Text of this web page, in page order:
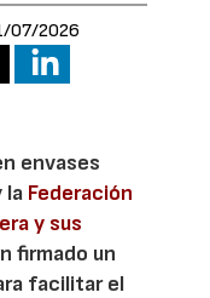
07/2026
envases
la Federación
y sus
firmado un
facilitar el